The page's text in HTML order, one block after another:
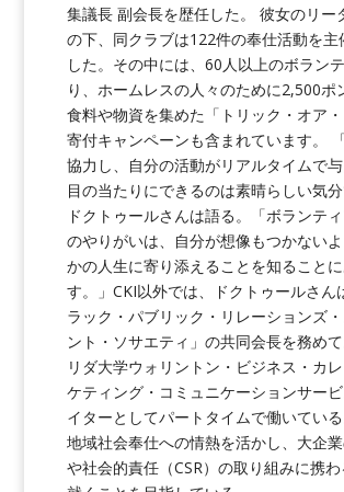
集議長 副会長を歴任した。 彼女のリー
の下、同クラブは122件の奉仕活動を主
した。その中には、60人以上のボラン
り、ホームレスの人々のために2,500ポ
食料や物資を集めた「トリック・オア・
寄付キャンペーンも含まれています。
協力し、自分の活動がリアルタイムで
目の当たりにできるのは素晴らしい気
ドクトゥールさんは語る。「ボランテ
のやりがいは、自分が想像もつかない
かの人生に寄り添えることを知ること
す。」CKI以外では、ドクトゥールさん
ラック・パブリック・リレーションズ
ント・ソサエティ」の共同会長を務め
リダ大学ウォリントン・ビジネス・カ
ケティング・コミュニケーションサー
イターとしてパートタイムで働いている
地域社会奉仕への情熱を活かし、大企
や社会的責任（CSR）の取り組みに携